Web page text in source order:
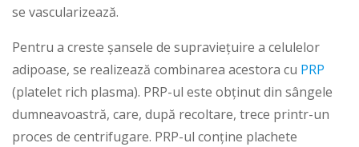
se vascularizează.
Pentru a creste șansele de supraviețuire a celulelor
adipoase, se realizează combinarea acestora cu PRP
(platelet rich plasma). PRP-ul este obținut din sângele
dumneavoastră, care, după recoltare, trece printr-un
proces de centrifugare. PRP-ul conține plachete